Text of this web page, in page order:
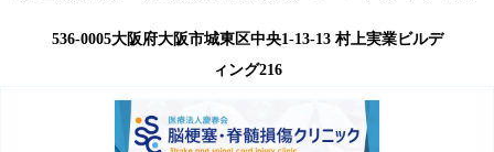
536-0005大阪府大阪市城東区中央1-13-13 村上実業ビルデ
ィング216